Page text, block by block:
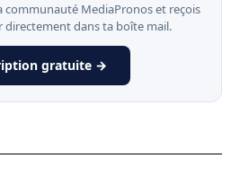
communauté MediaPronos et reçois
directement dans ta boîte mail.
gratuite →